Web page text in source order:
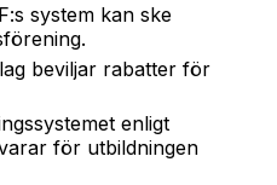
system kan ske
beviljar rabatter för
enligt
för utbildningen